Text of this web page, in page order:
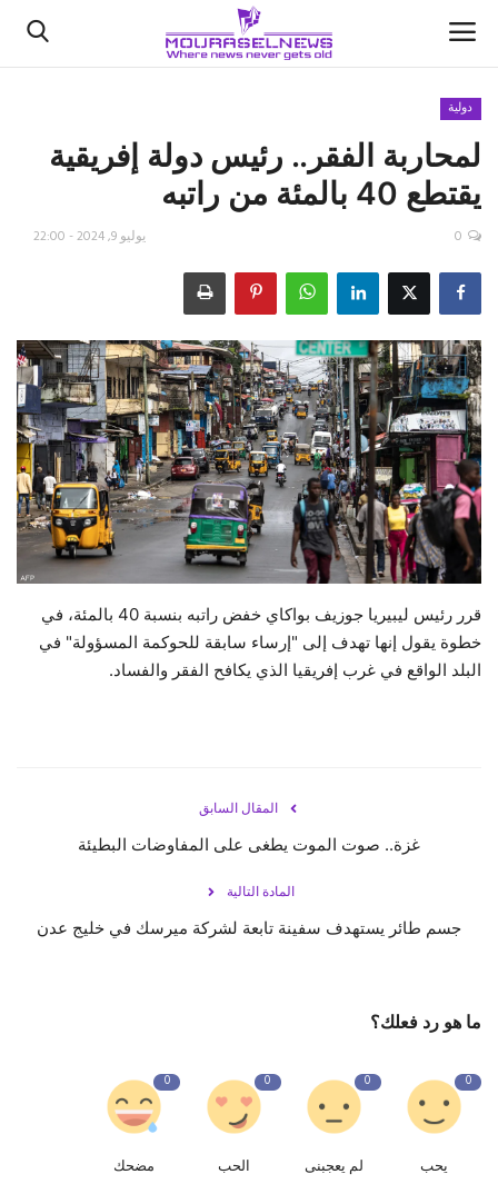
الأخبار
كتّابنا
اقتصاد
علوم وتكنولوجيا
رياضة
فيديو
حياة
دولية
لمحاربة الفقر.. رئيس دولة إفريقية
يقتطع 40 بالمئة من راتبه
يوليو 9, 2024 - 22:00 0
قرر رئيس ليبيريا جوزيف بواكاي خفض راتبه بنسبة 40 بالمئة، في
خطوة يقول إنها تهدف إلى "إرساء سابقة للحوكمة المسؤولة" في
البلد الواقع في غرب إفريقيا الذي يكافح الفقر والفساد.
المقال السابق
غزة.. صوت الموت يطغى على المفاوضات البطيئة
المادة التالية
جسم طائر يستهدف سفينة تابعة لشركة ميرسك في خليج عدن
ما هو رد فعلك؟
0
يحب
0
لم يعجبنى
0
الحب
0
مضحك